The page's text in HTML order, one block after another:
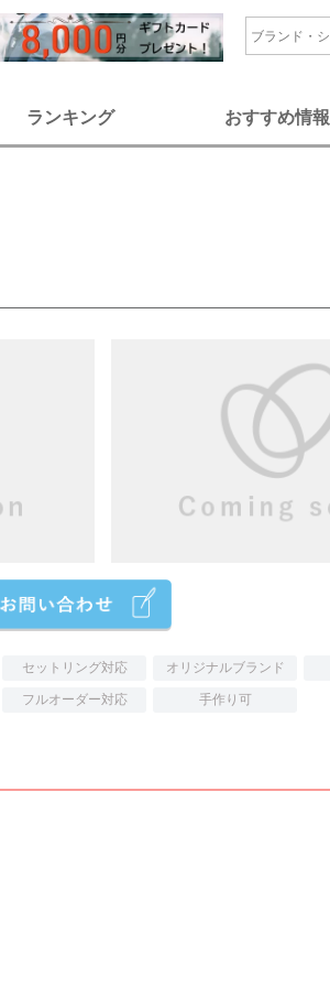
ランキング おすすめ情報
セットリング対応 オリジナルブランド
フルオーダー対応 手作り可